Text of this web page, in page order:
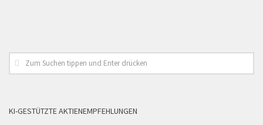
KI-GESTÜTZTE AKTIENEMPFEHLUNGEN